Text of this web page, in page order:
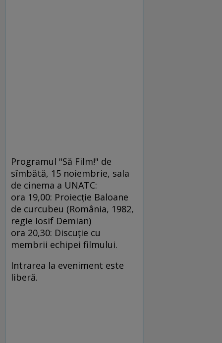
Programul "Să Film!" de
sîmbătă, 15 noiembrie, sala
de cinema a UNATC:
ora 19,00: Proiecţie Baloane
de curcubeu (România, 1982,
regie Iosif Demian)
ora 20,30: Discuţie cu
membrii echipei filmului.
Intrarea la eveniment este
liberă.